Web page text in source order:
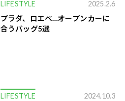
LIFESTYLE 2025.2.6
プラダ、ロエベ…オープンカーに
合うバッグ5選
LIFESTYLE 2024.10.3